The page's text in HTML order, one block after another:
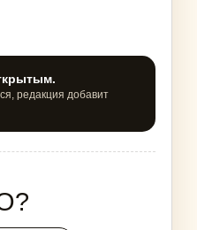
редакция добавит